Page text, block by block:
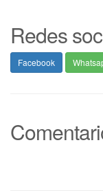
Redes
Facebook